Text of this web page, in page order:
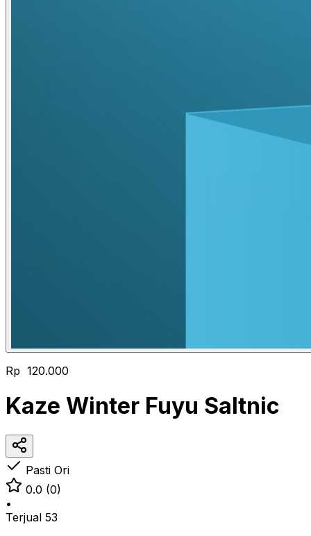
Rp 120.000
Kaze Winter Fuyu Saltnic
Pasti Ori
0.0 (0)
•
Terjual 53